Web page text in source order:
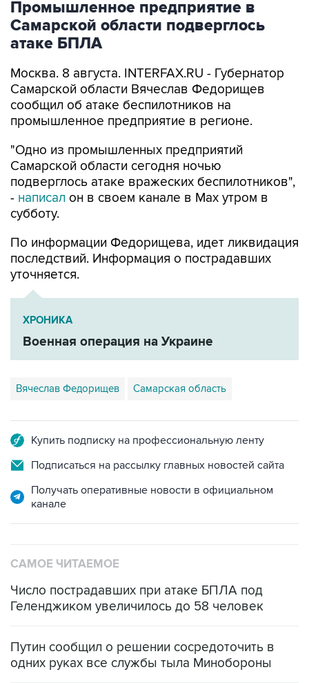
атаке БПЛА
Москва. 8 августа. INTERFAX.RU - Губернатор
сообщил об атаке беспилотников на
промышленное предприятие в регионе.
"Одно из промышленных предприятий
подверглось атаке вражеских беспилотников",
-написалон в своем канале в Max утром в
субботу.
По информации Федорищева, идет ликвидация
уточняется.
ХРОНИКА
Военная операция на Украине
Вячеслав Федорищев Самарская область
Подписаться на рассылку главных новостей сайта
Получать оперативные новости в официальном
Число пострадавших при атаке БПЛА под
Путин сообщил о решении сосредоточить в
ФСБ сообщила о задержании в Приморье